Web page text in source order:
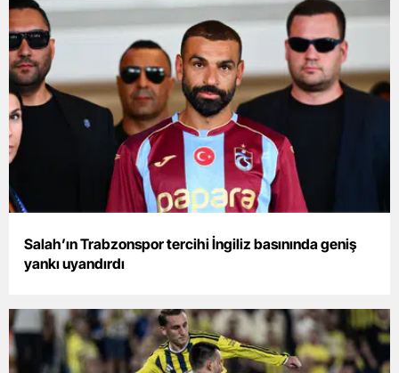
Manisa
Kahramanmaraş
Mardin
Muğla
Muş
Rize
Sakarya
Salah’ın Trabzonspor tercihi İngiliz basınında geniş
yankı uyandırdı